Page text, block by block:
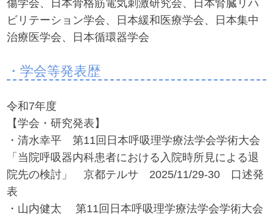
傷学会、日本骨格筋電気刺激研究会、日本腎臓リハ
ビリテーション学会、日本緩和医療学会、日本集中
治療医学会、日本循環器学会
・学会等発表歴
令和7年度
【学会・研究発表】
・清水幸平 第11回日本呼吸理学療法学会学術大会
「当院呼吸器内科患者における入院時所見による退
院先の検討」 京都テルサ 2025/11/29-30 口述発
表
・山内健太 第11回日本呼吸理学療法学会学術大会